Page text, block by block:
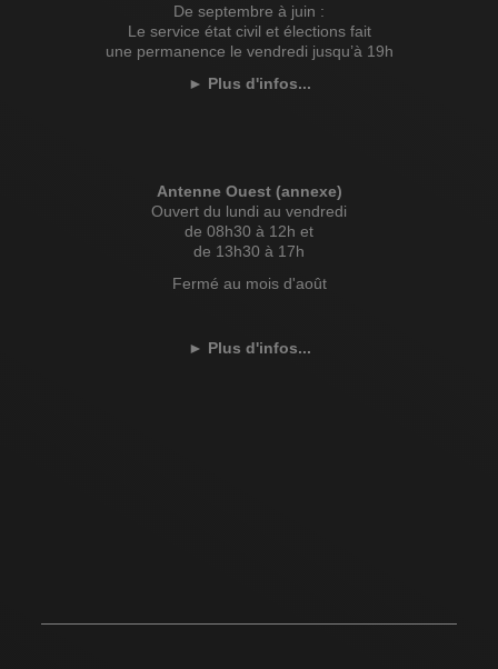
De septembre à juin :
Le service état civil et élections fait
une permanence le vendredi jusqu’à 19h
► Plus d'infos...
Antenne Ouest (annexe)
Ouvert du lundi au vendredi
de 08h30 à 12h et
de 13h30 à 17h
Fermé au mois d'août
► Plus d'infos...